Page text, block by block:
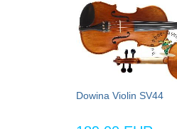
Dowina Violin SV44